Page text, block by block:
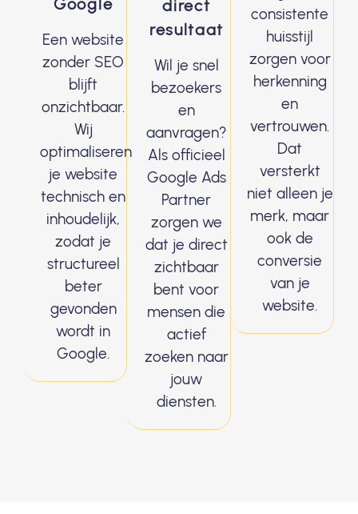
Een website
zonder SEO
blijft
onzichtbaar.
Wij
optimaliseren
je website
technisch en
inhoudelijk,
zodat je
structureel
beter
gevonden
wordt in
Google.
direct
resultaat
Wil je snel
bezoekers
en
aanvragen?
Als officieel
Google Ads
Partner
zorgen we
dat je direct
zichtbaar
bent voor
mensen die
actief
zoeken naar
jouw
diensten.
consistente
huisstijl
zorgen voor
herkenning
en
vertrouwen.
Dat
versterkt
niet alleen je
merk, maar
ook de
conversie
van je
website.